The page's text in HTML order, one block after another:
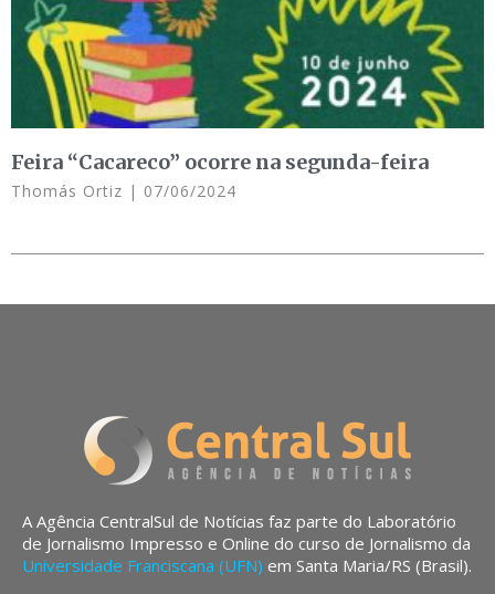
Feira “Cacareco” ocorre na segunda-feira
Thomás Ortiz 07/06/2024
A Agência CentralSul de Notícias faz parte do Laboratório
de Jornalismo Impresso e Online do curso de Jornalismo da
Universidade Franciscana (UFN) em Santa Maria/RS (Brasil).